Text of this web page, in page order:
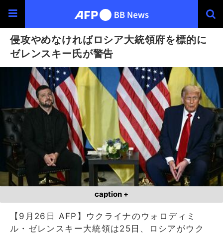
侵攻やめなければロシア大統領府を標的に
ゼレンスキー氏が警告
caption +
【9月26日 AFP】ウクライナのウォロディミ
ル・ゼレンスキー大統領は25日、ロシアがウク